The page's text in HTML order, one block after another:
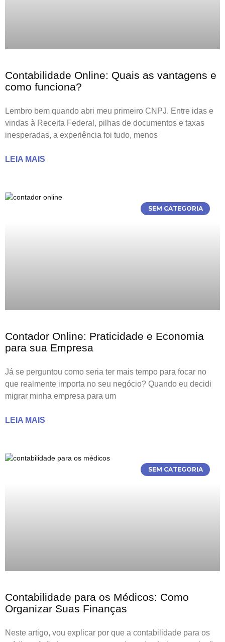
Contabilidade Online: Quais as vantagens e
como funciona?
Lembro bem quando abri meu primeiro CNPJ. Entre idas e
vindas à Receita Federal, pilhas de documentos e taxas
inesperadas, a experiência foi tudo, menos
LEIA MAIS
SEM CATEGORIA
Contador Online: Praticidade e Economia
para sua Empresa
Já se perguntou como seria ter mais tempo para focar no
que realmente importa no seu negócio? Quando eu decidi
migrar minha empresa para um
LEIA MAIS
SEM CATEGORIA
Contabilidade para os Médicos: Como
Organizar Suas Finanças
Neste artigo, vou explicar por que a contabilidade para os